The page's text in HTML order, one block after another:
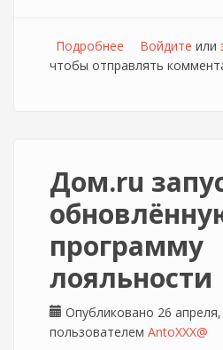
Подробнее о Оплата
салонах
Войдите или
чтобы отправлять
Дом.ru
программу
лояльности
Опубликовано 26
пользователем AntoXXX@